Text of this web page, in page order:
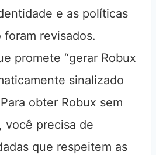
e as políticas
revisados.
promete “gerar Robux
sinalizado
obter Robux sem
você precisa de
que respeitem as